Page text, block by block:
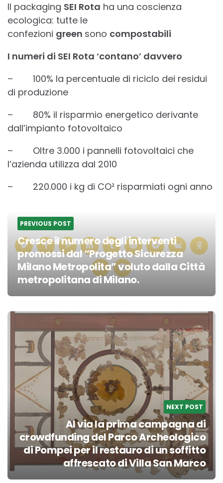
Il packaging SEI Rota ha una coscienza
ecologica: tutte le
confezioni green sono compostabili
I numeri di SEI Rota ‘contano’ davvero
– 100% la percentuale di riciclo dei residui
di produzione
– 80% il risparmio energetico derivante
dall’impianto fotovoltaico
– Oltre 3.000 i pannelli fotovoltaici che
l’azienda utilizza dal 2010
– 220.000 i kg di CO² risparmiati ogni anno
Post
navigation
PREVIOUS POST
Cresce il numero degli interventi
promossi dal “Progetto Sicurezza
Milano Metropolita” voluto dalla Città
metropolitana di Milano.
NEXT POST
Al via la prima campagna di
crowdfunding del Parco Archeologico
di Pompei per il restauro di un soffitto
affrescato di Villa San Marco